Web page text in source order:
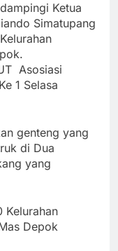
Ketua
Simatupang
Asosiasi
1 Selasa
genteng yang
di Dua
yang
Kelurahan
Depok